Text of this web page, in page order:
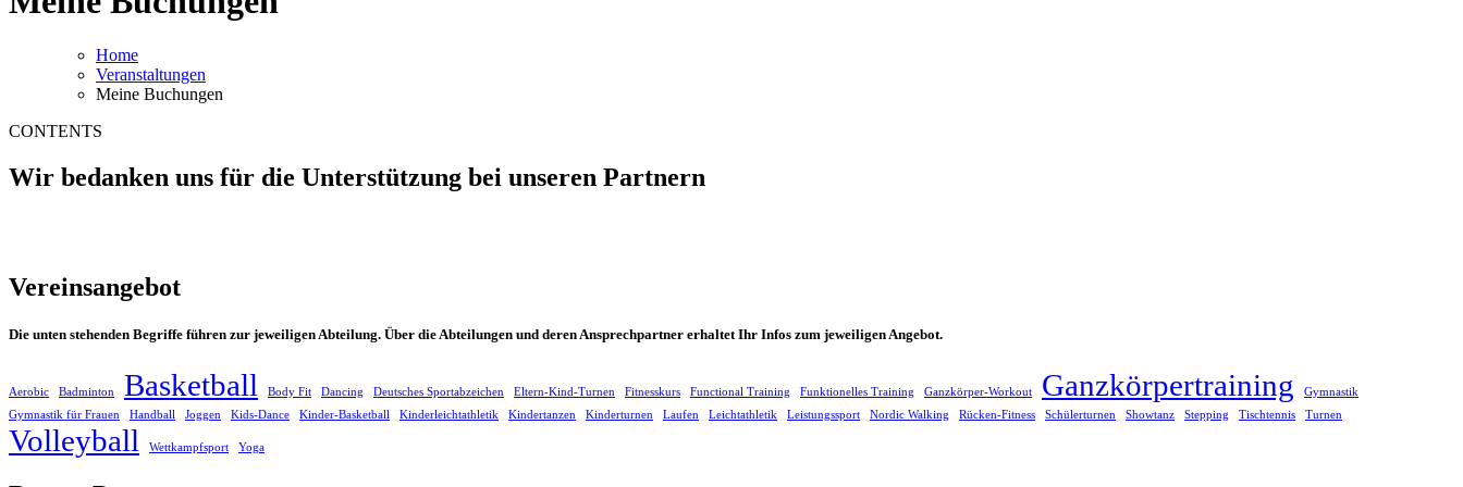
Home
Veranstaltungen
Meine Buchungen
CONTENTS
Wir bedanken uns für die Unterstützung bei unseren Partnern
Vereinsangebot
Die unten stehenden Begriffe führen zur jeweiligen Abteilung. Über die Abteilungen und deren Ansprechpartner erhaltet Ihr Infos zum jeweiligen Angebot.
Aerobic Badminton Basketball Body Fit Dancing Deutsches Sportabzeichen Eltern-Kind-Turnen Fitnesskurs Functional Training Funktionelles Training Ganzkörper-Workout Ganzkörpertraining
Gymnastik
Gymnastik für Frauen
Handball Joggen Kids-Dance Kinder-Basketball Kinderleichtathletik Kindertanzen Kinderturnen Laufen Leichtathletik Leistungssport Nordic Walking Rücken-Fitness Schülerturnen Showtanz Stepping Tischtennis Turnen
Volleyball Wettkampfsport Yoga